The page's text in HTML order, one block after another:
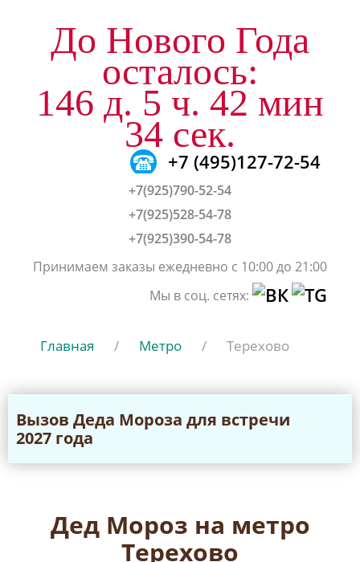
До Нового Года
осталось:
146 д. 5 ч. 42 мин
33 сек.
+7 (495)127-72-54
+7(925)790-52-54
+7(925)528-54-78
+7(925)390-54-78
Принимаем заказы ежедневно с 10:00 до 21:00
Мы в соц. сетях:
Главная / Метро / Терехово
Вызов Дeда Мороза для встречи
2027 года
Дед Мороз на метро
Терехово